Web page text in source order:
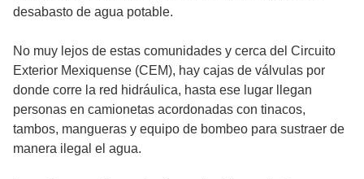
desabasto de agua potable.
No muy lejos de estas comunidades y cerca del Circuito
Exterior Mexiquense (CEM), hay cajas de válvulas por
donde corre la red hidráulica, hasta ese lugar llegan
personas en camionetas acordonadas con tinacos,
tambos, mangueras y equipo de bombeo para sustraer de
manera ilegal el agua.